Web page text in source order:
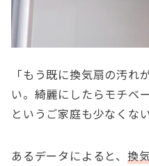
「もう既に換気扇の汚れ
い。綺麗にしたらモチベ
というご家庭も少なくな
あるデータによると、換